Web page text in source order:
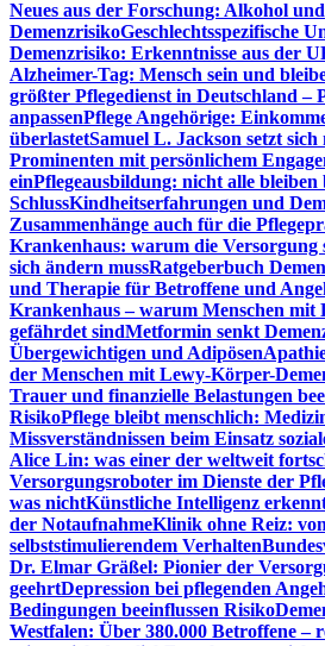
Neues aus der Forschung: Alkohol und
DemenzrisikoGeschlechtsspezifische
Demenzrisiko: Erkenntnisse aus der
Alzheimer-Tag: Mensch sein und
größter Pflegedienst in Deutschland –
anpassenPflege Angehörige:
überlastetSamuel L. Jackson setzt
Prominenten mit persönlichem
einPflegeausbildung: nicht alle bleiben
SchlussKindheitserfahrungen und
Zusammenhänge auch für die
Krankenhaus: warum die Versorgung
sich ändern mussRatgeberbuch
und Therapie für Betroffene und
Krankenhaus – warum Menschen mit
gefährdet sindMetformin senkt
Übergewichtigen und Adipösen
der Menschen mit Lewy-Körper-
Trauer und finanzielle Belastungen
RisikoPflege bleibt menschlich:
Missverständnissen beim Einsatz
Alice Lin: was einer der weltweit
Versorgungsroboter im Dienste der
was nichtKünstliche Intelligenz
der NotaufnahmeKlinik ohne Reiz:
selbststimulierendem Verhalten
Dr. Elmar Gräßel: Pionier der
geehrtDepression bei pflegenden
Bedingungen beeinflussen Risiko
Westfalen: Über 380.000 Betroffene –